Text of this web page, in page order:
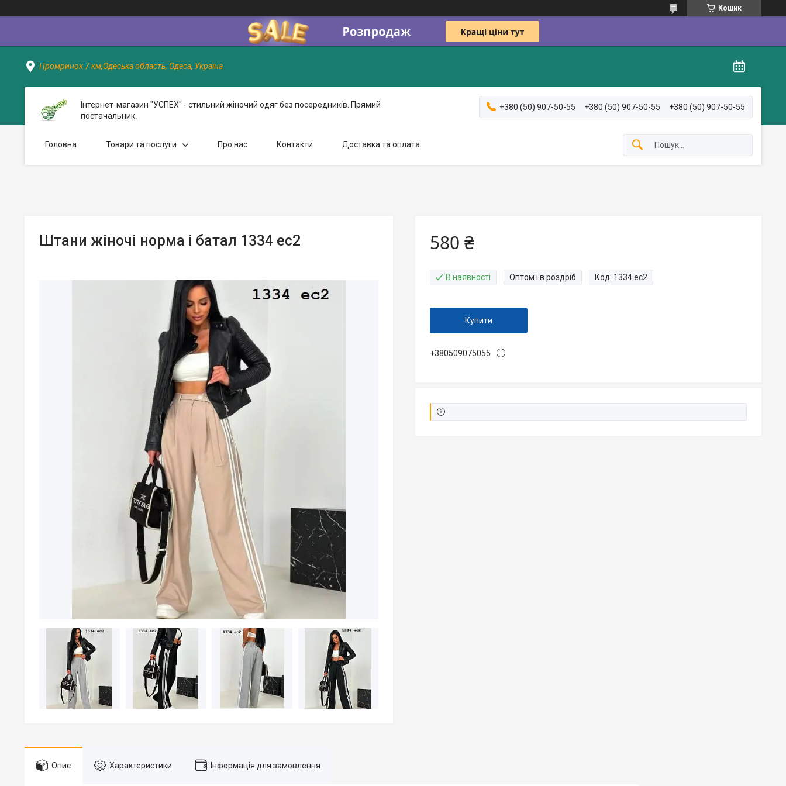
Кошик
Промринок 7 км,Одеська область, Одеса, Україна
Інтернет-магазин "УСПЕХ" - стильний жіночий одяг без посередників. Прямий
постачальник.
+380 (50) 907-50-55 +380 (50) 907-50-55 +380 (50) 907-50-55
Головна Товари та послуги Про нас Контакти Доставка та оплата
Штани жіночі норма і батал 1334 ес2 580 ₴
В наявності Оптом і в роздріб Код: 1334 ес2
Купити
+380509075055
Опис Характеристики Інформація для замовлення